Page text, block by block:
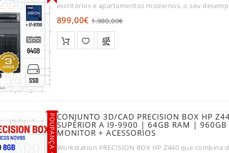
escritórios e apartamentos modernos, o seu
para que p..
899,00€ 1.980,00€
POUPANÇA CONJUNTO 3D/CAD PRECISION BOX HP
SUPERIOR A I9-9900 | 64GB RAM | 960GB
MONITOR + ACESSORIOS
Workstation PRECISION BOX HP Z440 que combina